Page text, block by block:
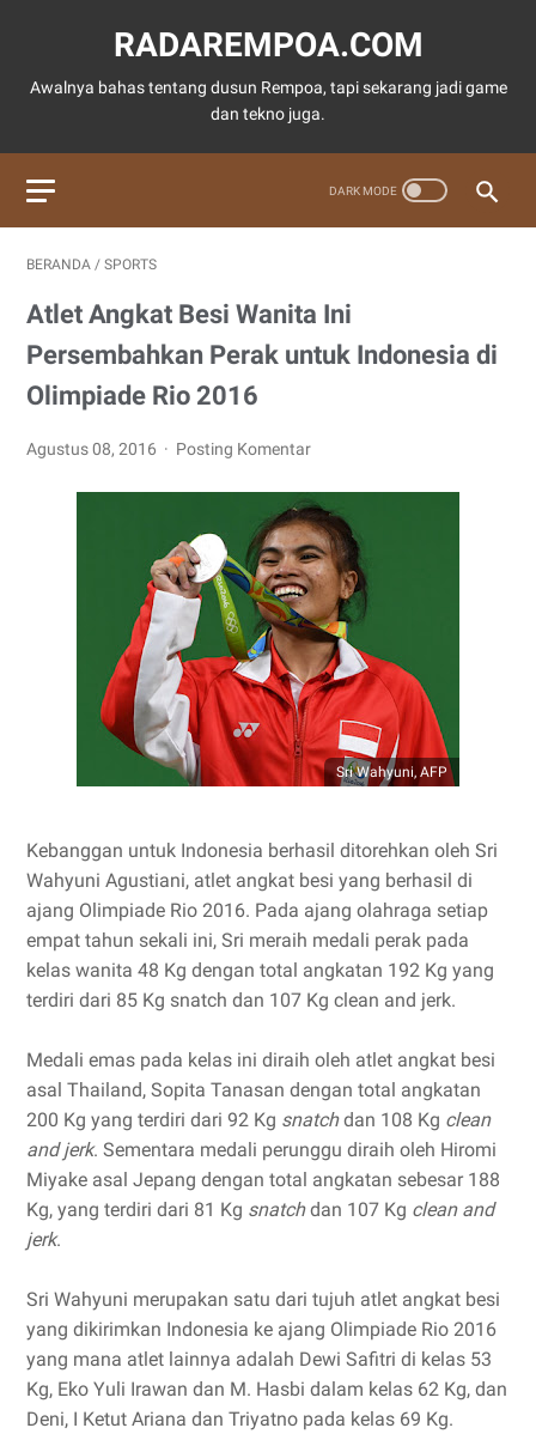
RADAREMPOA.COM
Awalnya bahas tentang dusun Rempoa, tapi sekarang jadi game
dan tekno juga.
BERANDA / SPORTS
Atlet Angkat Besi Wanita Ini
Persembahkan Perak untuk Indonesia di
Olimpiade Rio 2016
Agustus 08, 2016 Posting Komentar
Sri Wahyuni, AFP
Kebanggan untuk Indonesia berhasil ditorehkan oleh Sri
Wahyuni Agustiani, atlet angkat besi yang berhasil di
ajang Olimpiade Rio 2016. Pada ajang olahraga setiap
empat tahun sekali ini, Sri meraih medali perak pada
kelas wanita 48 Kg dengan total angkatan 192 Kg yang
terdiri dari 85 Kg snatch dan 107 Kg clean and jerk.
Medali emas pada kelas ini diraih oleh atlet angkat besi
asal Thailand, Sopita Tanasan dengan total angkatan
200 Kg yang terdiri dari 92 Kg snatchdan 108 Kg clean
and jerk. Sementara medali perunggu diraih oleh Hiromi
Miyake asal Jepang dengan total angkatan sebesar 188
Kg, yang terdiri dari 81 Kg snatchdan 107 Kg clean and
jerk.
Sri Wahyuni merupakan satu dari tujuh atlet angkat besi
yang dikirimkan Indonesia ke ajang Olimpiade Rio 2016
yang mana atlet lainnya adalah Dewi Safitri di kelas 53
Kg, Eko Yuli Irawan dan M. Hasbi dalam kelas 62 Kg, dan
Deni, I Ketut Ariana dan Triyatno pada kelas 69 Kg.